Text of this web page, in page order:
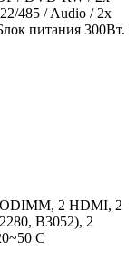
485 / Audio / 2x
питания 300Вт.
2 HDMI, 2
B3052), 2
C